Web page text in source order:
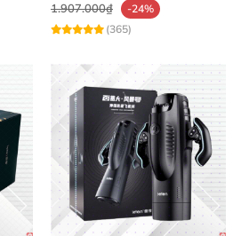
1.907.000₫
-24%
(365)